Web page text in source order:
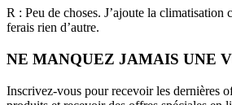
R : Peu de choses. J’ajoute la climatisation
ferais rien d’autre.
NE MANQUEZ JAMAIS UNE
Inscrivez-vous pour recevoir les dernières